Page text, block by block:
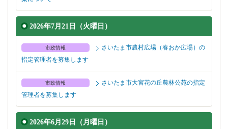
2026年7月21日（火曜日）
市政情報
さいたま市農村広場（春おか広場）の
指定管理者を募集します
市政情報
さいたま市大宮花の丘農林公苑の指定
管理者を募集します
2026年6月29日（月曜日）